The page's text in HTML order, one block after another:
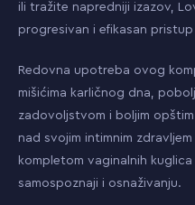
ili tražite napredniji izazov,
progresivan i efikasan
Redovna upotreba ovog
mišićima karličnog dna,
zadovoljstvom i boljim
nad svojim intimnim
kompletom vaginalnih
samospoznaji i osnaživanju.